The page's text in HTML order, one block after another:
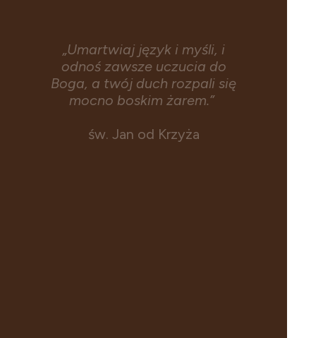
„Umartwiaj język i myśli, i
odnoś zawsze uczucia do
Boga, a twój duch rozpali się
mocno boskim żarem.”
św. Jan od Krzyża